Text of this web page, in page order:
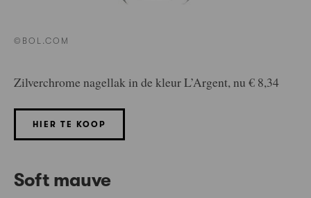
©BOL.COM
Zilverchrome nagellak in de kleur L’Argent, nu € 8,34
HIER TE KOOP
Soft mauve